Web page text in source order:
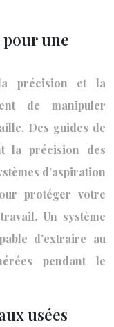
pour une
précision et la
de manipuler
Des guides de
la précision des
d’aspiration
protéger votre
Un système
d’extraire au
pendant le
usées